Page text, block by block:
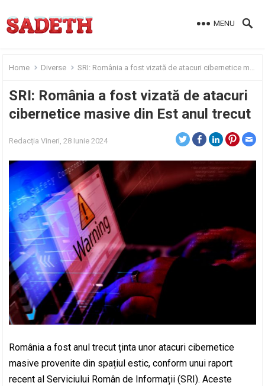
MENU
Home Diverse SRI: România a fost vizată de atacuri cibernetice masive din Est anul trecut
SRI: România a fost vizată de atacuri
cibernetice masive din Est anul trecut
Redacția Vineri, 28 Iunie 2024
România a fost anul trecut ținta unor atacuri cibernetice
masive provenite din spațiul estic, conform unui raport
recent al Serviciului Român de Informații (SRI). Aceste